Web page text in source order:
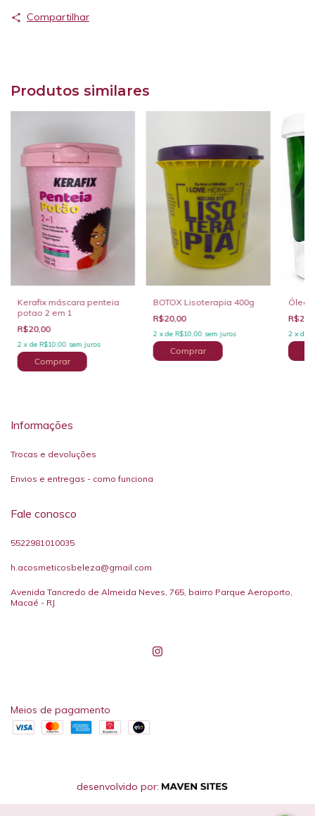
Compartilhar
Produtos similares
Kerafix máscara penteia
potao 2 em 1
R$20,00
2 xde R$10,00 sem juros
BOTOX Lisoterapia 400g
R$20,00
2 xde R$10,00 sem juros
Óleo
2 x de
Informações
Trocas e devoluções
Envios e entregas - como funciona
Fale conosco
5522981010035
h.acosmeticosbeleza@gmail.com
Avenida Tancredo de Almeida Neves, 765, bairro Parque Aeroporto,
Macaé - RJ
Meios de pagamento